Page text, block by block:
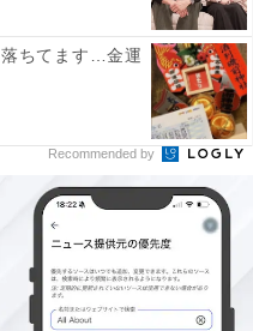
ちてます…金運
Recommended by